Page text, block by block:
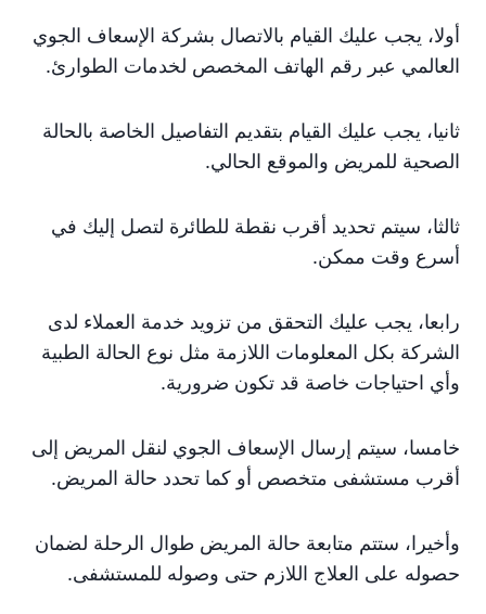
أولا، يجب عليك القيام بالاتصال بشركة الإسعاف الجوي
العالمي عبر رقم الهاتف المخصص لخدمات الطوارئ.
ثانيا، يجب عليك القيام بتقديم التفاصيل الخاصة بالحالة
الصحية للمريض والموقع الحالي.
ثالثا، سيتم تحديد أقرب نقطة للطائرة لتصل إليك في
أسرع وقت ممكن.
رابعا، يجب عليك التحقق من تزويد خدمة العملاء لدى
الشركة بكل المعلومات اللازمة مثل نوع الحالة الطبية
وأي احتياجات خاصة قد تكون ضرورية.
خامسا، سيتم إرسال الإسعاف الجوي لنقل المريض إلى
أقرب مستشفى متخصص أو كما تحدد حالة المريض.
وأخيرا، ستتم متابعة حالة المريض طوال الرحلة لضمان
حصوله على العلاج اللازم حتى وصوله للمستشفى.